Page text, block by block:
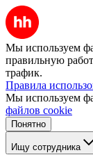
Мы используем
правильную
трафик.
Правила
Мы используем
файлов cookie
Понятно
Ищу сотрудника